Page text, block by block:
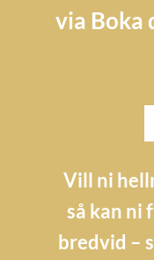
via Boka
Vill ni
så kan ni
bredvid –